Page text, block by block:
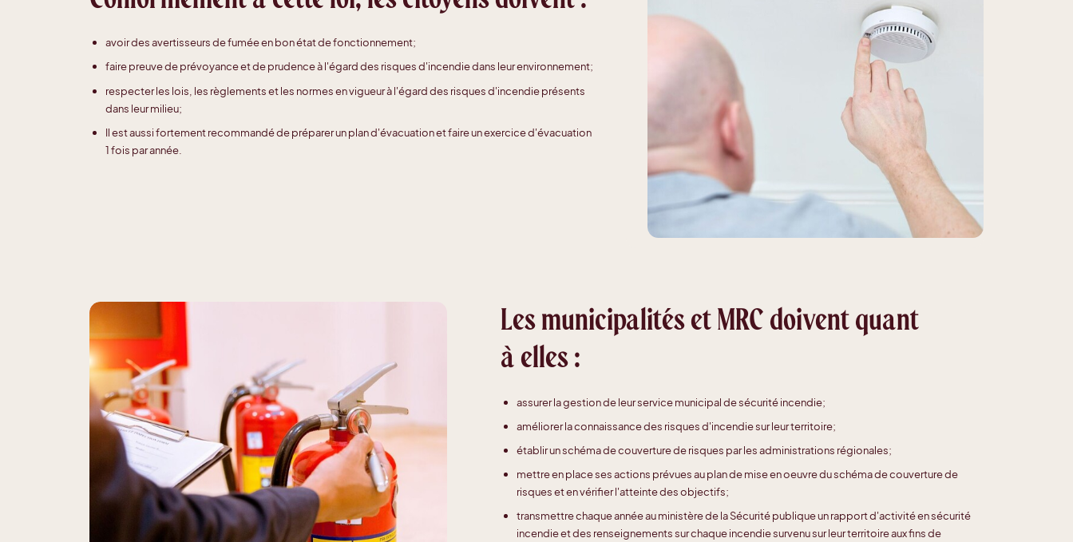
avoir des avertisseurs de fumée en bon état de fonctionnement;
faire preuve de prévoyance et de prudence à l'égard des risques d'incendie dans leur environnement;
respecter les lois, les règlements et les normes en vigueur à l'égard des risques d'incendie présents
dans leur milieu;
Il est aussi fortement recommandé de préparer un plan d'évacuation et faire un exercice d'évacuation
1 fois par année.
Les municipalités et MRC doivent quant
à elles :
assurer la gestion de leur service municipal de sécurité incendie;
améliorer la connaissance des risques d'incendie sur leur territoire;
établir un schéma de couverture de risques par les administrations régionales;
mettre en place ses actions prévues au plan de mise en oeuvre du schéma de couverture de
risques et en vérifier l'atteinte des objectifs;
transmettre chaque année au ministère de la Sécurité publique un rapport d'activité en sécurité
incendie et des renseignements sur chaque incendie survenu sur leur territoire aux fins de